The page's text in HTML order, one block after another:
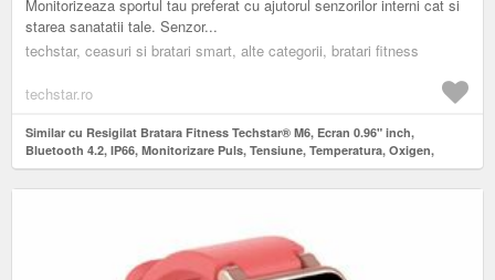
Monitorizeaza sportul tau preferat cu ajutorul senzorilor interni cat si
starea sanatatii tale. Senzor...
techstar, ceasuri si bratari smart, alte categorii, bratari fitness
techstar.ro
Similar cu Resigilat Bratara Fitness Techstar® M6, Ecran 0.96" inch,
Bluetooth 4.2, IP66, Monitorizare Puls, Tensiune, Temperatura, Oxigen,
Calitate Somn, Negru